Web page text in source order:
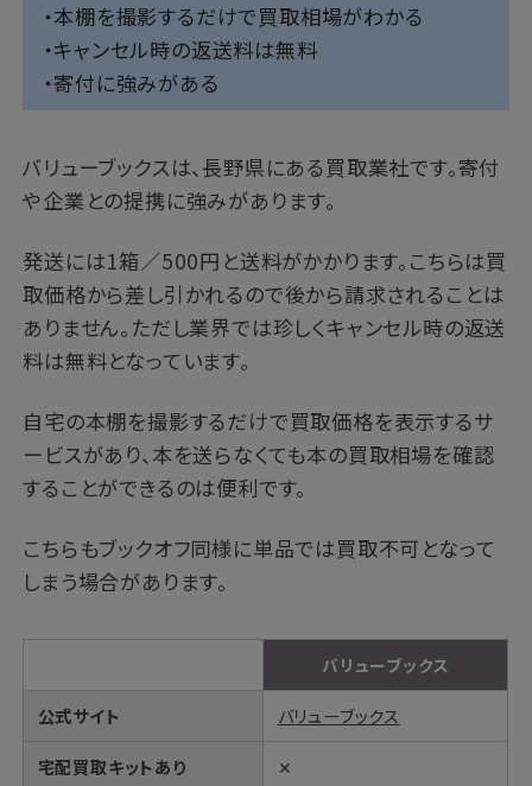
・本棚を撮影するだけで買取相場がわかる
・キャンセル時の返送料は無料
・寄付に強みがある
バリューブックスは、長野県にある買取業社です。寄付
や企業との提携に強みがあります。
発送には1箱／500円と送料がかかります。こちらは買
取価格から差し引かれるので後から請求されることは
ありません。ただし業界では珍しくキャンセル時の返送
料は無料となっています。
自宅の本棚を撮影するだけで買取価格を表示するサ
ービスがあり、本を送らなくても本の買取相場を確認
することができるのは便利です。
こちらもブックオフ同様に単品では買取不可となって
しまう場合があります。
バリューブックス
公式サイト バリューブックス
宅配買取キットあり ✕